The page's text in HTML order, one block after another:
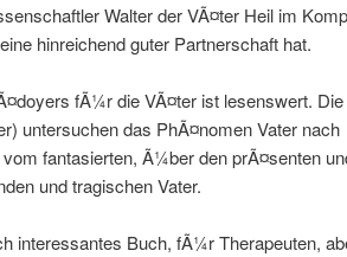
Walter der VÃ¤ter Heil im
hinreichend guter Partnerschaft hat.
fÃ¼r die VÃ¤ter ist lesenswert.
untersuchen das PhÃ¤nomen Vater nach
fantasierten, Ã¼ber den prÃ¤senten
und tragischen Vater.
interessantes Buch, fÃ¼r Therapeuten,